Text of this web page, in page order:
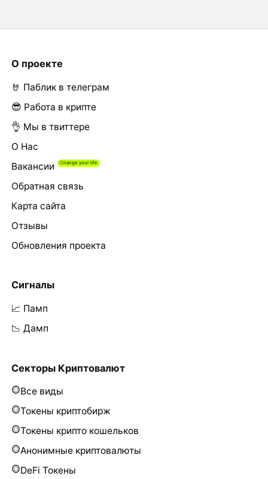
О проекте
🤘 Паблик в телеграм
😎 Работа в крипте
👌 Мы в твиттере
О Нас
Вакансии
Обратная связь
Карта сайта
Отзывы
Обновления проекта
Сигналы
📈 Памп
📉 Дамп
Секторы Криптовалют
Все виды
Токены криптобирж
Токены крипто кошельков
Анонимные криптовалюты
DeFi Токены